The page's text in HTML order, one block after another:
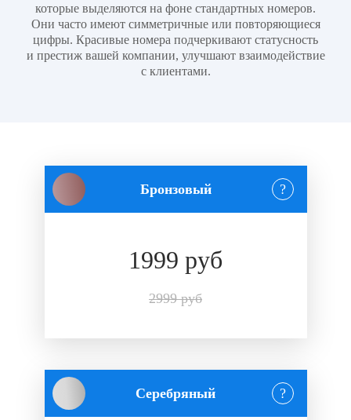
которые выделяются на фоне стандартных номеров.
Они часто имеют симметричные или повторяющиеся
цифры. Красивые номера подчеркивают статусность
и престиж вашей компании, улучшают взаимодействие
с клиентами.
Бронзовый ?
1999 руб
2999 руб
Серебряный ?